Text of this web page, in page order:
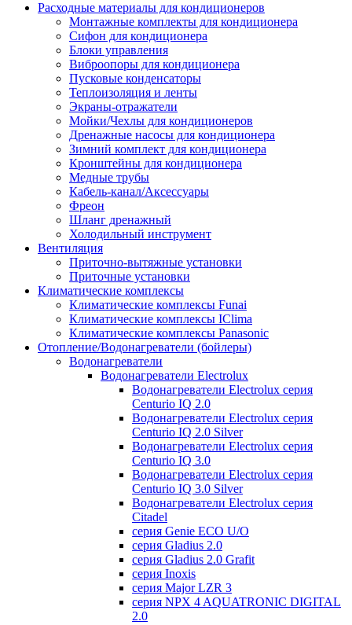
Расходные материалы для кондиционеров
Монтажные комплекты для кондиционера
Сифон для кондиционера
Блоки управления
Виброопоры для кондиционера
Пусковые конденсаторы
Теплоизоляция и ленты
Экраны-отражатели
Мойки/Чехлы для кондиционеров
Дренажные насосы для кондиционера
Зимний комплект для кондиционера
Кронштейны для кондиционера
Медные трубы
Кабель-канал/Аксессуары
Фреон
Шланг дренажный
Холодильный инструмент
Вентиляция
Приточно-вытяжные установки
Приточные установки
Климатические комплексы
Климатические комплексы Funai
Климатические комплексы IClima
Климатические комплексы Panasonic
Отопление/Водонагреватели (бойлеры)
Водонагреватели
Водонагреватели Electrolux
Водонагреватели Electrolux серия
Centurio IQ 2.0
Водонагреватели Electrolux серия
Centurio IQ 2.0 Silver
Водонагреватели Electrolux серия
Centurio IQ 3.0
Водонагреватели Electrolux серия
Centurio IQ 3.0 Silver
Водонагреватели Electrolux серия
Citadel
серия Genie ECO U/О
серия Gladius 2.0
серия Gladius 2.0 Grafit
серия Inoxis
серия Major LZR 3
серия NPX 4 AQUATRONIC DIGITAL
2.0